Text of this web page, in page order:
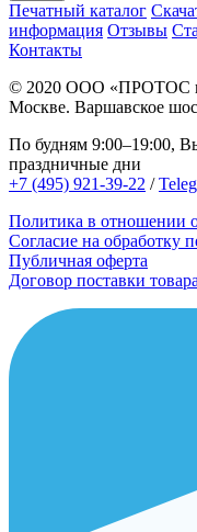
Печатный каталог
информация Отзывы
Контакты
© 2020 ООО «ПРОТОС
Москве. Варшавское
По будням 9:00–19:00,
праздничные дни
+7 (495) 921-39-22 /
Политика в отношении
Согласие на обработку
Публичная оферта
Договор поставки товара